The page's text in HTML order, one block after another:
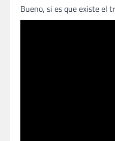
Bueno, si es que existe el